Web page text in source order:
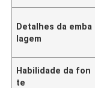
Detalhes da emba
lagem
Habilidade da fon
te